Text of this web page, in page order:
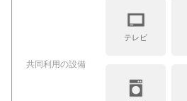
共同利⽤の設備
テレビ